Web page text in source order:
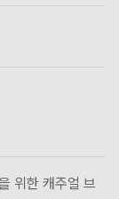
위한 캐주얼 브